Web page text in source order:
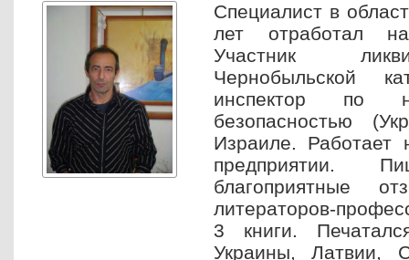
Специалист в
лет отработал
Участник
Чернобыльской
инспектор по
безопасностью
Израиле. Работает
предприятии.
благоприятные
литераторов-
3 книги.
Украины, Латвии,